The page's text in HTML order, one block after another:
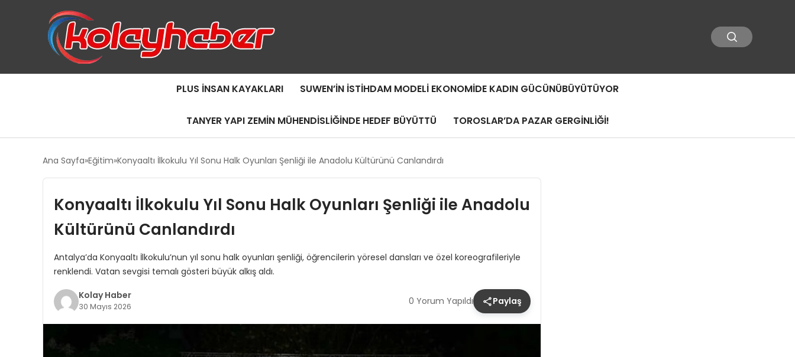
PLUS İNSAN KAYAKLARI SUWEN’IN İSTIHDAM MODELI EKONOMIDE KADIN GÜCÜNÜBÜYÜTÜYOR
TANYER YAPI ZEMIN MÜHENDISLIĞINDE HEDEF BÜYÜTTÜ TOROSLAR’DA PAZAR GERGİNLİĞİ!
Ana Sayfa Eğitim Konyaaltı İlkokulu Yıl Sonu Halk Oyunları Şenliği ile Anadolu Kültürünü Canlandırdı
Konyaaltı İlkokulu Yıl Sonu Halk Oyunları Şenliği ile Anadolu
Kültürünü Canlandırdı
Antalya’da Konyaaltı İlkokulu’nun yıl sonu halk oyunları şenliği, öğrencilerin yöresel dansları ve özel koreografileriyle
renklendi. Vatan sevgisi temalı gösteri büyük alkış aldı.
Kolay Haber
30 Mayıs 2026 0 Yorum Yapıldı Paylaş